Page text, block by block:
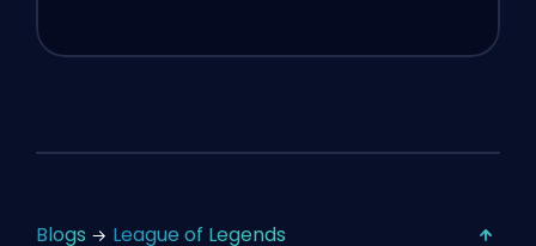
Blogs League of Legends